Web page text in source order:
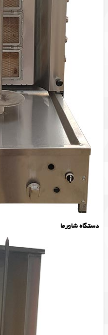
دستگاه شاورما